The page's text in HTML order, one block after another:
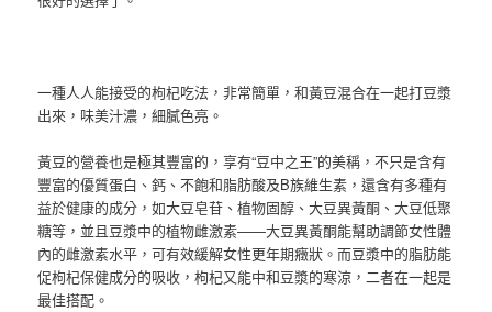
一種人人能接受的枸杞吃法，非常簡單，和黃豆混合在一起打豆漿
出來，味美汁濃，細膩色亮。
黃豆的營養也是極其豐富的，享有“豆中之王”的美稱，不只是含有
豐富的優質蛋白、鈣、不飽和脂肪酸及B族維生素，還含有多種有
益於健康的成分，如大豆皂苷、植物固醇、大豆異黃酮、大豆低聚
糖等，並且豆漿中的植物雌激素——大豆異黃酮能幫助調節女性體
內的雌激素水平，可有效緩解女性更年期癥狀。而豆漿中的脂肪能
促枸杞保健成分的吸收，枸杞又能中和豆漿的寒涼，二者在一起是
最佳搭配。